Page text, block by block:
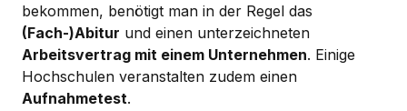
bekommen, benötigt man in der Regel das
(Fach-)Abitur und einen unterzeichneten
Arbeitsvertrag mit einem Unternehmen. Einige
Hochschulen veranstalten zudem einen
Aufnahmetest.